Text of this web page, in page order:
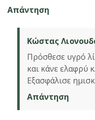
Απάντηση
Κώστας
Πρόσθεσε υγρό
και κάνε ελαφρύ
Εξασφάλισε
Απάντηση